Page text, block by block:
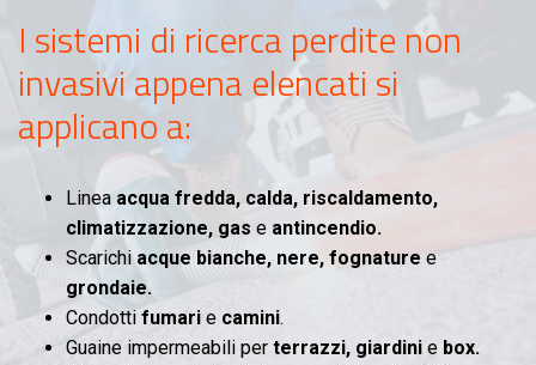
I sistemi di ricerca perdite non
invasivi appena elencati si
applicano a:
Linea acqua fredda, calda, riscaldamento,
climatizzazione, gas e antincendio.
Scarichi acque bianche, nere, fognature e
grondaie.
Condotti fumari e camini.
Guaine impermeabili per terrazzi, giardini e box.